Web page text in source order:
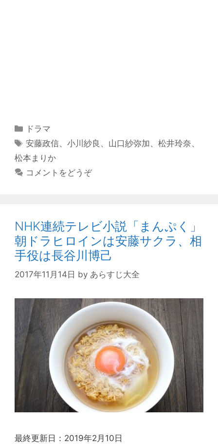
カ
テ
リ
ー
ドラマ
タ
グ
安藤政信、小川紗良 、 山口紗弥加、松井玲奈、
松本まりか
コメントをどうぞ
NHK連続テレビ小説「まんぷく」
朝ドラヒロインは安藤サクラ、相
手役は長谷川博己
2017年11月14日 by あらすじ大全
最終更新日：2019年2月10日